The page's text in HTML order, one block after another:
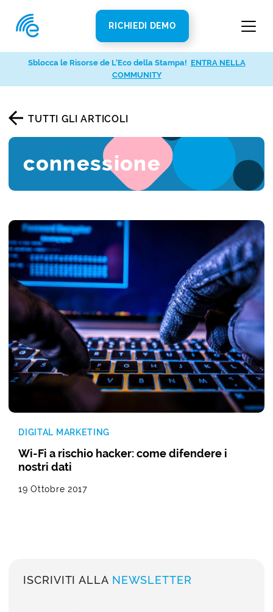
RICHIEDI DEMO
TUTTI GLI ARTICOLI
connessione
DIGITAL MARKETING
Wi-Fi a rischio hacker: come difendere i
nostri dati
19 Ottobre 2017
ISCRIVITI ALLA NEWSLETTER
Sblocca le Risorse de L’Eco della Stampa! ENTRA NELLA
COMMUNITY